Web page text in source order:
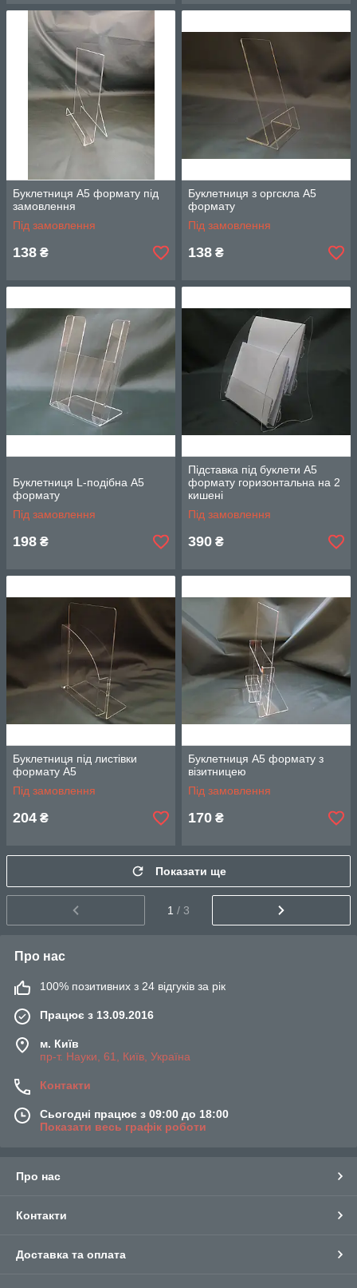
Буклетниця А5 формату під
замовлення
Під замовлення
138 ₴
Буклетниця з оргскла А5
формату
Під замовлення
138 ₴
Буклетниця L-подібна А5
формату
Під замовлення
198 ₴
Підставка під буклети А5
формату горизонтальна на 2
кишені
Під замовлення
390 ₴
Буклетниця під листівки
формату А5
Під замовлення
204 ₴
Буклетниця А5 формату з
візитницею
Під замовлення
170 ₴
Показати ще
1 / 3
Про нас
100% позитивних з 24 відгуків за рік
Працює з 13.09.2016
м. Київ
пр-т. Науки, 61, Київ, Україна
Контакти
Сьогодні працює з 09:00 до 18:00
Показати весь графік роботи
Про нас
Контакти
Доставка та оплата